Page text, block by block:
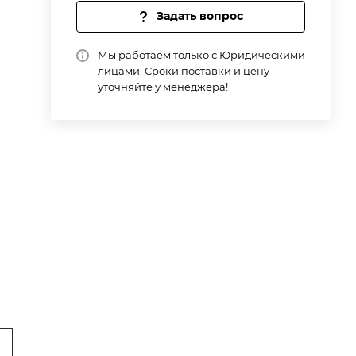
Задать вопрос
Мы работаем только с Юридическими
лицами. Сроки поставки и цену
уточняйте у менеджера!